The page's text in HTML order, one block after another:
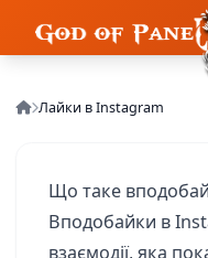
Лайки в Instagram
Що таке
Вподобайки в
взаємодії, яка